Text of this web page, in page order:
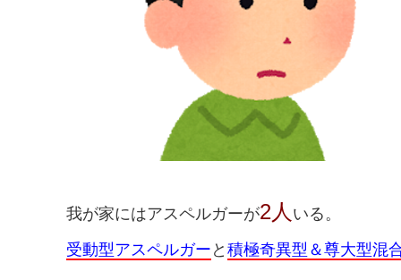
我が家にはアスペルガーが2人 いる。
受動型アスペルガー と 積極奇異型＆尊大型混